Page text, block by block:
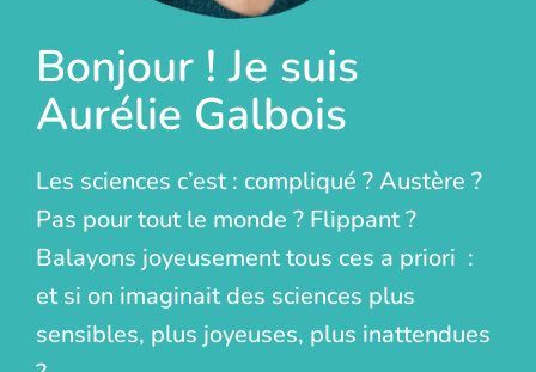
Bonjour ! Je suis
Aurélie Galbois
Les sciences c’est : compliqué ? Austère ?
Pas pour tout le monde ? Flippant ?
Balayons joyeusement tous ces a priori :
et si on imaginait des sciences plus
sensibles, plus joyeuses, plus inattendues